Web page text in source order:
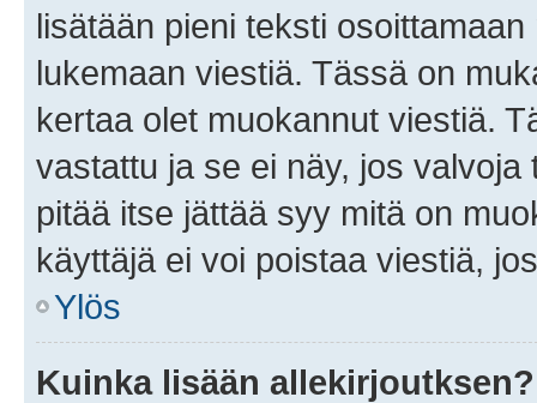
lisätään pieni teksti
lukemaan viestiä. Tässä on
kertaa olet muokannut viestiä.
vastattu ja se ei näy, jos
pitää itse jättää syy mitä on
käyttäjä ei voi poistaa viestiä,
Ylös
Kuinka lisään allekirjoutksen?